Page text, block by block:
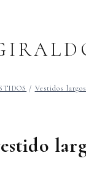
/ Vestidos largos